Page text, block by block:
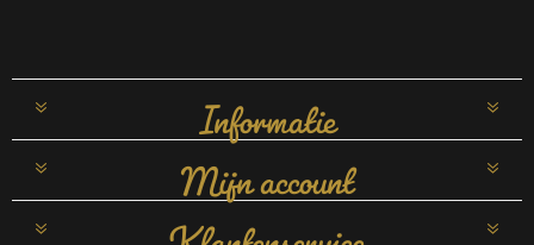
Informatie
Mijn account